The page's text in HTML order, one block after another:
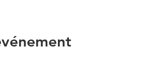
€ par personne comprenant
ou en message privé au 0496/15
créative qui éveillera vos